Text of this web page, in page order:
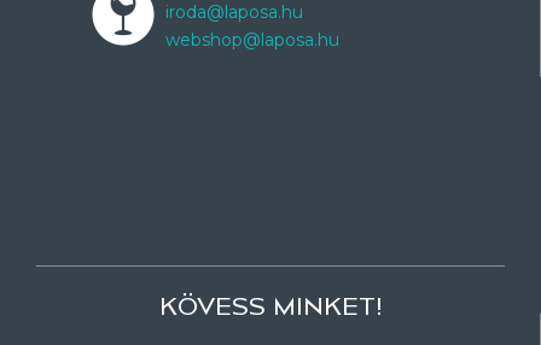
iroda@laposa.hu
webshop@laposa.hu
KÖVESS MINKET!